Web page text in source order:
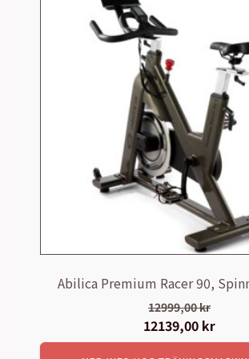
Abilica Premium Racer 90,
12999,00kr
Det
ursprungliga
12139,00 kr